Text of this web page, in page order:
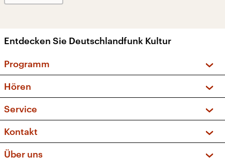
Entdecken Sie Deutschlandfunk Kultur
Programm
Sendungen und Podcasts
Musikliste
Kakadu – Das Kinderprogramm
Hören
Frequenzen (UKW + DAB+)
Service
FAQ
Apps
Kontakt
Über uns